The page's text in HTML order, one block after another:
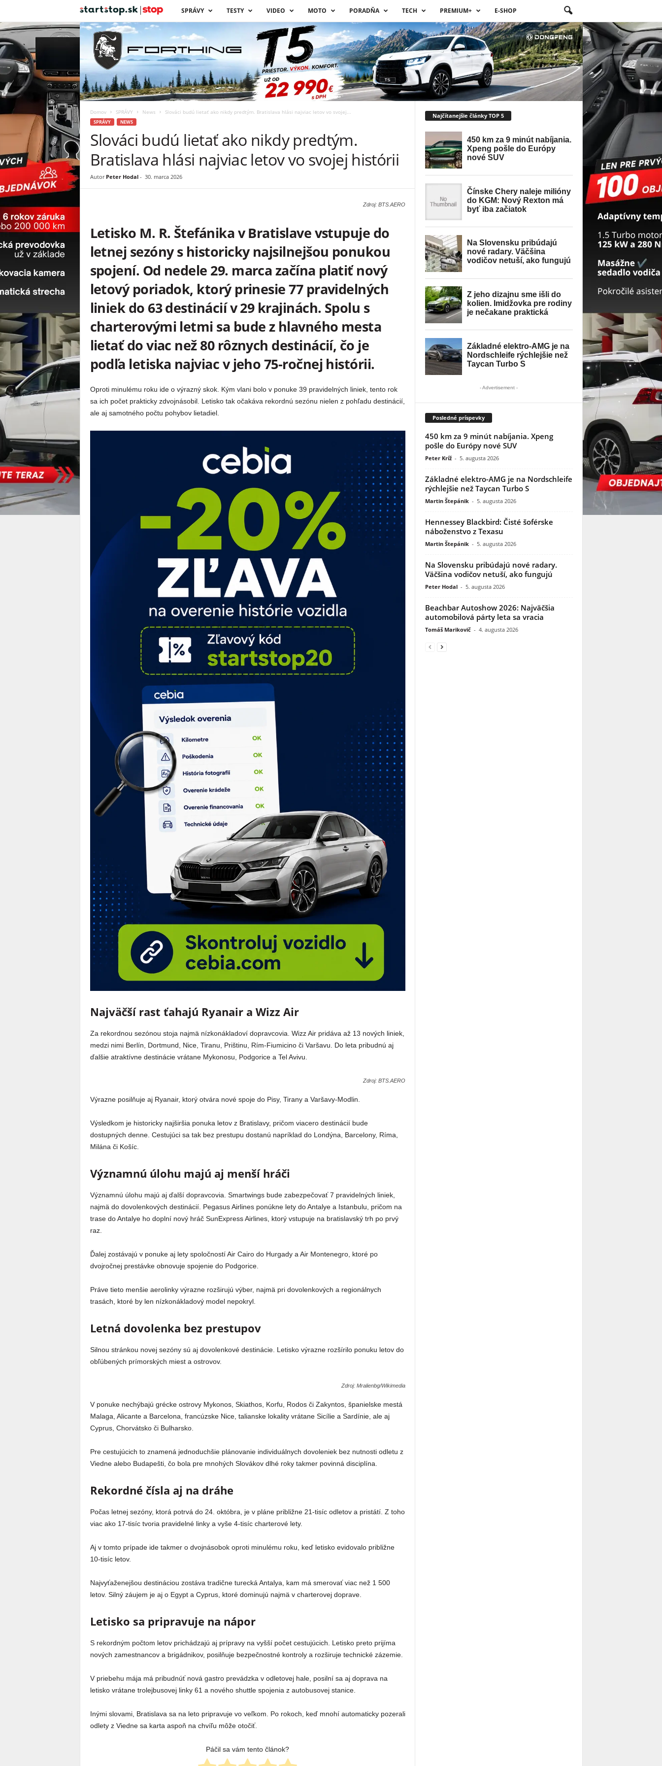
a
r
t
o
SPRÁVY TESTY VIDEO MOTO PORADŇA TECH PREMIUM+ E-SHOP
Domov SPRÁVY News Slováci budú lietať ako nikdy predtým. Bratislava hlási najviac letov vo svojej...
SPRÁVY NEWS
Slováci budú lietať ako nikdy predtým.
Bratislava hlási najviac letov vo svojej histórii
Autor Peter Hodal- 30. marca 2026
Zdroj: BTS.AERO
Letisko M. R. Štefánika v Bratislave vstupuje do
letnej sezóny s historicky najsilnejšou ponukou
spojení. Od nedele 29. marca začína platiť nový
letový poriadok, ktorý prinesie 77 pravidelných
liniek do 63 destinácií v 29 krajinách. Spolu s
charterovými letmi sa bude z hlavného mesta
lietať do viac než 80 rôznych destinácií, čo je
podľa letiska najviac v jeho 75-ročnej histórii.
Oproti minulému roku ide o výrazný skok. Kým vlani bolo v ponuke 39 pravidelných liniek, tento rok
sa ich počet prakticky zdvojnásobil. Letisko tak očakáva rekordnú sezónu nielen z pohľadu destinácií,
ale aj samotného počtu pohybov lietadiel.
Najväčší rast ťahajú Ryanair a Wizz Air
Za rekordnou sezónou stoja najmä nízkonákladoví dopravcovia. Wizz Air pridáva až 13 nových liniek,
medzi nimi Berlín, Dortmund, Nice, Tiranu, Prištinu, Rím-Fiumicino či Varšavu. Do leta pribudnú aj
ďalšie atraktívne destinácie vrátane Mykonosu, Podgorice a Tel Avivu.
Zdroj: BTS.AERO
Výrazne posilňuje aj Ryanair, ktorý otvára nové spoje do Pisy, Tirany a Varšavy-Modlin.
Výsledkom je historicky najširšia ponuka letov z Bratislavy, pričom viacero destinácií bude
dostupných denne. Cestujúci sa tak bez prestupu dostanú napríklad do Londýna, Barcelony, Ríma,
Milána či Košíc.
Významnú úlohu majú aj menší hráči
Významnú úlohu majú aj ďalší dopravcovia. Smartwings bude zabezpečovať 7 pravidelných liniek,
najmä do dovolenkových destinácií. Pegasus Airlines ponúkne lety do Antalye a Istanbulu, pričom na
trase do Antalye ho doplní nový hráč SunExpress Airlines, ktorý vstupuje na bratislavský trh po prvý
raz.
Ďalej zostávajú v ponuke aj lety spoločností Air Cairo do Hurgady a Air Montenegro, ktoré po
dvojročnej prestávke obnovuje spojenie do Podgorice.
Práve tieto menšie aerolinky výrazne rozširujú výber, najmä pri dovolenkových a regionálnych
trasách, ktoré by len nízkonákladový model nepokryl.
Letná dovolenka bez prestupov
Silnou stránkou novej sezóny sú aj dovolenkové destinácie. Letisko výrazne rozšírilo ponuku letov do
obľúbených prímorských miest a ostrovov.
Zdroj: Mralienbg/Wikimedia
V ponuke nechýbajú grécke ostrovy Mykonos, Skiathos, Korfu, Rodos či Zakyntos, španielske mestá
Malaga, Alicante a Barcelona, francúzske Nice, talianske lokality vrátane Sicílie a Sardínie, ale aj
Cyprus, Chorvátsko či Bulharsko.
Pre cestujúcich to znamená jednoduchšie plánovanie individuálnych dovoleniek bez nutnosti odletu z
Viedne alebo Budapešti, čo bola pre mnohých Slovákov dlhé roky takmer povinná disciplína.
Rekordné čísla aj na dráhe
Počas letnej sezóny, ktorá potrvá do 24. októbra, je v pláne približne 21-tisíc odletov a pristátí. Z toho
viac ako 17-tisíc tvoria pravidelné linky a vyše 4-tisíc charterové lety.
Aj v tomto prípade ide takmer o dvojnásobok oproti minulému roku, keď letisko evidovalo približne
10-tisíc letov.
Najvyťaženejšou destináciou zostáva tradične turecká Antalya, kam má smerovať viac než 1 500
letov. Silný záujem je aj o Egypt a Cyprus, ktoré dominujú najmä v charterovej doprave.
Letisko sa pripravuje na nápor
S rekordným počtom letov prichádzajú aj prípravy na vyšší počet cestujúcich. Letisko preto prijíma
nových zamestnancov a brigádnikov, posilňuje bezpečnostné kontroly a rozširuje technické zázemie.
V priebehu mája má pribudnúť nová gastro prevádzka v odletovej hale, posilní sa aj doprava na
letisko vrátane trolejbusovej linky 61 a nového shuttle spojenia z autobusovej stanice.
Inými slovami, Bratislava sa na leto pripravuje vo veľkom. Po rokoch, keď mnohí automaticky pozerali
odlety z Viedne sa karta aspoň na chvíľu môže otočiť.
Páčil sa vám tento článok?
Najčítanejšie články TOP 5
- Advertisement -
Posledné príspevky
450 km za 9 minút nabíjania. Xpeng
pošle do Európy nové SUV
Peter Kríž - 5. augusta 2026
Základné elektro-AMG je na Nordschleife
rýchlejšie než Taycan Turbo S
Martin Štepánik - 5. augusta 2026
Hennessey Blackbird: Čisté šoférske
náboženstvo z Texasu
Martin Štepánik - 5. augusta 2026
Na Slovensku pribúdajú nové radary.
Väčšina vodičov netuší, ako fungujú
Peter Hodal - 5. augusta 2026
Beachbar Autoshow 2026: Najväčšia
automobilová párty leta sa vracia
Tomáš Marikovič - 4. augusta 2026